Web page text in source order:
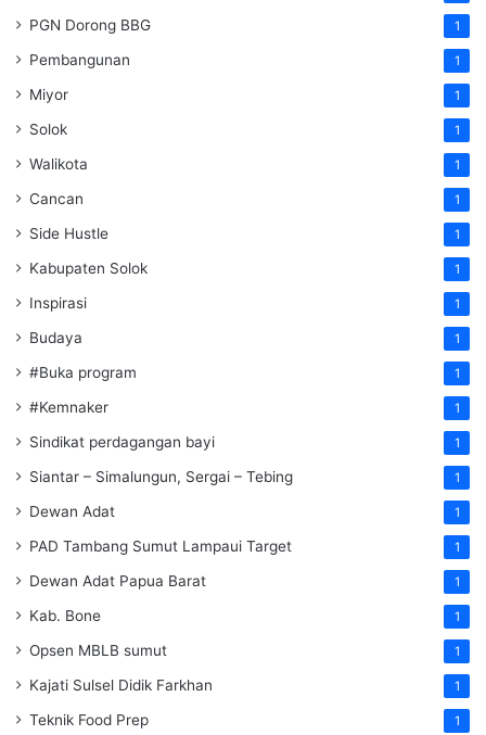
PGN Dorong BBG 1
Pembangunan 1
Miyor 1
Solok 1
Walikota 1
Cancan 1
Side Hustle 1
Kabupaten Solok 1
Inspirasi 1
Budaya 1
#Buka program 1
#Kemnaker 1
Sindikat perdagangan bayi 1
Siantar – Simalungun, Sergai – Tebing 1
Dewan Adat 1
PAD Tambang Sumut Lampaui Target 1
Dewan Adat Papua Barat 1
Kab. Bone 1
Opsen MBLB sumut 1
Kajati Sulsel Didik Farkhan 1
Teknik Food Prep 1